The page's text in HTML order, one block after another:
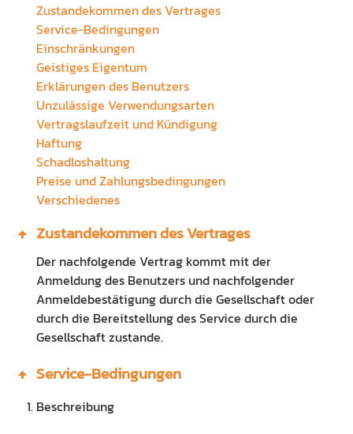
Rechenhelfer
Preisliste
Anleitung
Praxispartner für BA
Ausbildung Fachinformatiker
Blog
Presse
Kontakt
Datenschutz
Zustandekommen des Vertrages
Service-Bedingungen
Einschränkungen
Geistiges Eigentum
Erklärungen des Benutzers
Unzulässige Verwendungsarten
Vertragslaufzeit und Kündigung
Haftung
Schadloshaltung
Preise und Zahlungsbedingungen
Verschiedenes
Zustandekommen des Vertrages
Der nachfolgende Vertrag kommt mit der
Anmeldung des Benutzers und nachfolgender
Anmeldebestätigung durch die Gesellschaft oder
durch die Bereitstellung des Service durch die
Gesellschaft zustande.
Service-Bedingungen
Beschreibung